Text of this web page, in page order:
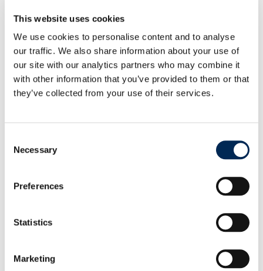
This website uses cookies
We use cookies to personalise content and to analyse
our traffic. We also share information about your use of
our site with our analytics partners who may combine it
with other information that you’ve provided to them or that
they’ve collected from your use of their services.
Selection
Necessary
Preferences
Statistics
Marketing
automată (mărfuri netransportabile), cum ar fi
Serviciul nostru Express de colete oferă toate
avantajele soluțiilor flexibile de transport
global, fără cerințe de volum minim. Oferim
tarife competitive pentru clienții care
noastră experimentată de servicii de colete vă
va oferi cu plăcere informații mai detaliate
despre timpii de tranzit către anumite țări,
procesarea vamală și opțiunile de servicii